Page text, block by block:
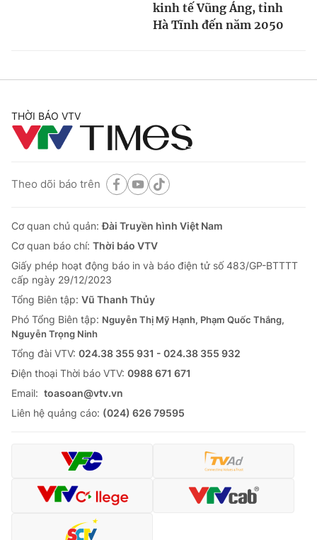
kinh tế Vũng Áng, tỉnh
Hà Tĩnh đến năm 2050
THỜI BÁO VTV
Theo dõi báo trên
Cơ quan chủ quản:Đài Truyền hình Việt Nam
Cơ quan báo chí: Thời báo VTV
Giấy phép hoạt động báo in và báo điện tử số 483/GP-BTTTT
cấp ngày 29/12/2023
Tổng Biên tập: Vũ Thanh Thủy
Phó Tổng Biên tập: Nguyễn Thị Mỹ Hạnh, Phạm Quốc Thắng,
Nguyễn Trọng Ninh
Tổng đài VTV: 024.38 355 931 - 024.38 355 932
Ðiện thoại Thời báo VTV: 0988 671 671
Email: toasoan@vtv.vn
Liên hệ quảng cáo: (024) 626 79595